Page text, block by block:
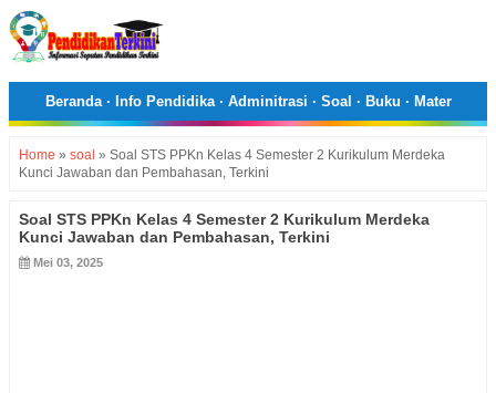
Beranda· Info Pendidika· Adminitrasi · Soal · Buku · Mater
Home » soal » Soal STS PPKn Kelas 4 Semester 2 Kurikulum Merdeka
Kunci Jawaban dan Pembahasan, Terkini
Soal STS PPKn Kelas 4 Semester 2 Kurikulum Merdeka
Kunci Jawaban dan Pembahasan, Terkini
Mei 03, 2025